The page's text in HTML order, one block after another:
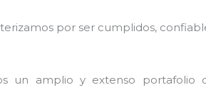
por ser cumplidos,
un amplio y extenso portafolio